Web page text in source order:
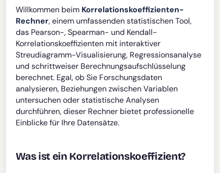
Willkommen beim Korrelationskoeffizienten-
Rechner, einem umfassenden statistischen Tool,
das Pearson-, Spearman- und Kendall-
Korrelationskoeffizienten mit interaktiver
Streudiagramm-Visualisierung, Regressionsanalyse
und schrittweiser Berechnungsaufschlüsselung
berechnet. Egal, ob Sie Forschungsdaten
analysieren, Beziehungen zwischen Variablen
untersuchen oder statistische Analysen
durchführen, dieser Rechner bietet professionelle
Einblicke für Ihre Datensätze.
Was ist ein Korrelationskoeffizient?